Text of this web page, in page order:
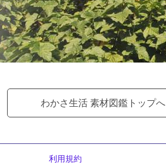
わかさ生活 素材図鑑トップへ
利用規約